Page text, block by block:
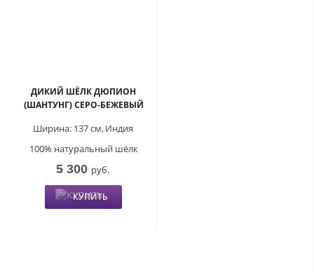
ДИКИЙ ШЁЛК ДЮПИОН
(ШАНТУНГ) СЕРО-БЕЖЕВЫЙ
Индия
Ширина: 137 см,
100% натуральный шёлк
5 300 руб.
КУПИТЬ